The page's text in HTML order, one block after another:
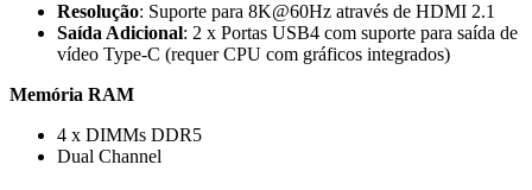
Resolução: Suporte para 8K@60Hz através de HDMI 2.1
Saída Adicional: 2 x Portas USB4 com suporte para saída de
vídeo Type-C (requer CPU com gráficos integrados)
Memória RAM
4 x DIMMs DDR5
Dual Channel